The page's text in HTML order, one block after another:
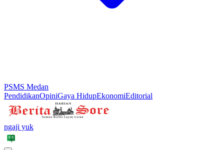
PSMS Medan
PendidikanOpiniGaya HidupEkonomiEditorial
ngaji yuk